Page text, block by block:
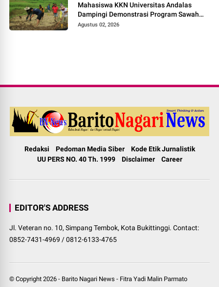
Mahasiswa KKN Universitas Andalas
Dampingi Demonstrasi Program Sawah
Pokok Murah di Jorong Bayua
Agustus 02, 2026
Redaksi Pedoman Media Siber
Kode Etik Jurnalistik
UU PERS NO. 40 Th. 1999
Disclaimer Career
EDITOR'S ADDRESS
Jl. Veteran no. 10, Simpang Tembok, Kota Bukittinggi. Contact:
0852-7431-4969 / 0812-6133-4765
© Copyright2026 - Barito Nagari News - Fitra Yadi Malin Parmato